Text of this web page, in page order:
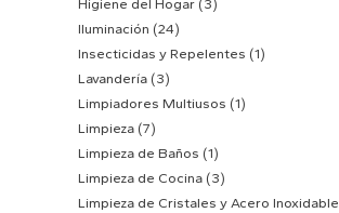
Higiene del Hogar (3)
Iluminación (24)
Insecticidas y Repelentes (1)
Lavandería (3)
Limpiadores Multiusos (1)
Limpieza (7)
Limpieza de Baños (1)
Limpieza de Cocina (3)
Limpieza de Cristales y Acero Inoxidable